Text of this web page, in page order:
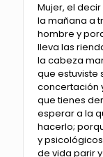
Mujer, el
la mañana a
hombre y
lleva las
la cabeza
que estuviste
concertación
que tienes
esperar a la
hacerlo;
y
de vida parir